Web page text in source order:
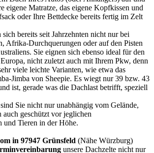
eigene Matratze, das eigene Kopfkissen und
oder Ihre Bettdecke bereits fertig im Zelt
bereits seit Jahrzehnten nicht nur bei
Afrika-Durchquerungen oder auf den Pisten
Sie eignen sich ebenso ideal für den
nicht zuletzt auch mit Ihrem Pkw, denn
viele leichte Varianten, wie etwa das
Jimba von Sheepie. Es wiegt nur 39 bzw. 43
ist, gerade was die Dachlast betrifft, speziell
Sie nicht nur unabhängig vom Gelände,
auch geschützt vor jeglichen
und Tieren in der Höhe.
in 97947 Grünsfeld (Nähe Würzburg)
unsere Dachzelte nicht nur